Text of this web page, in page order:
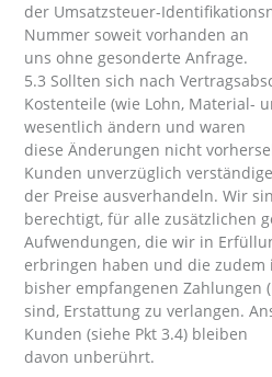
der Umsatzsteuer-
Nummer soweit vorhanden an
uns ohne gesonderte Anfrage.
5.3 Sollten sich nach
Kostenteile (wie Lohn, Material-
wesentlich ändern und waren
diese Änderungen nicht
Kunden unverzüglich
der Preise ausverhandeln. Wir
berechtigt, für alle zusätzlichen
Aufwendungen, die wir in
erbringen haben und die zudem
bisher empfangenen Zahlungen
sind, Erstattung zu verlangen.
Kunden (siehe Pkt 3.4) bleiben
davon unberührt.